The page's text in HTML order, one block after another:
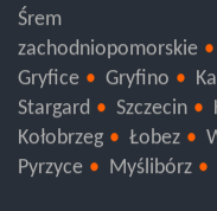
Oborniki
Śrem
zachodniopomorskie
Gryfice
Gryfino
Stargard
Szczecin
Kołobrzeg
Łobez